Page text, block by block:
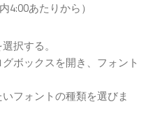
4:00あたりから）
択する。
ボックスを開き、フォント
フォントの種類を選びま